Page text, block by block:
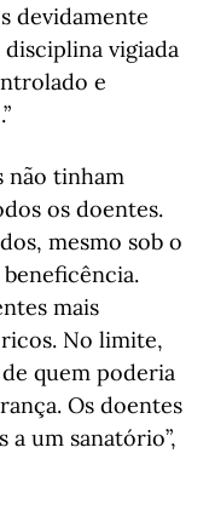
devidamente
disciplina vigiada
e
não tinham
os doentes.
mesmo sob o
mais
No limite,
quem poderia
Os doentes
um sanatório”,